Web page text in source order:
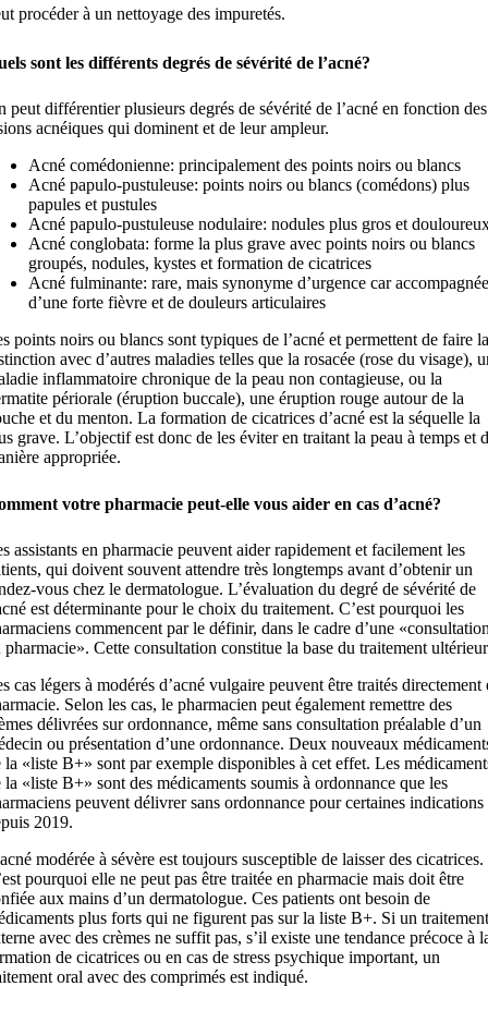
procéder à un nettoyage des impuretés.
sont les différents degrés de sévérité de l’acné?
peut différentier plusieurs degrés de sévérité de l’acné en fonction des
acnéiques qui dominent et de leur ampleur.
Acné comédonienne: principalement des points noirs ou blancs
Acné papulo-pustuleuse: points noirs ou blancs (comédons) plus
papules et pustules
Acné papulo-pustuleuse nodulaire: nodules plus gros et
Acné conglobata: forme la plus grave avec points noirs ou blancs
groupés, nodules, kystes et formation de cicatrices
Acné fulminante: rare, mais synonyme d’urgence car accompagnée
d’une forte fièvre et de douleurs articulaires
points noirs ou blancs sont typiques de l’acné et permettent de faire la
avec d’autres maladies telles que la rosacée (rose du visage),
inflammatoire chronique de la peau non contagieuse, ou la
périorale (éruption buccale), une éruption rouge autour de la
et du menton. La formation de cicatrices d’acné est la séquelle la
grave. L’objectif est donc de les éviter en traitant la peau à temps et
appropriée.
votre pharmacie peut-elle vous aider en cas d’acné?
assistants en pharmacie peuvent aider rapidement et facilement les
qui doivent souvent attendre très longtemps avant d’obtenir un
vous chez le dermatologue. L’évaluation du degré de sévérité de
est déterminante pour le choix du traitement. C’est pourquoi les
commencent par le définir, dans le cadre d’une
pharmacie». Cette consultation constitue la base du traitement
cas légers à modérés d’acné vulgaire peuvent être traités directement
Selon les cas, le pharmacien peut également remettre des
délivrées sur ordonnance, même sans consultation préalable d’un
ou présentation d’une ordonnance. Deux nouveaux
la «liste B+» sont par exemple disponibles à cet effet. Les
la «liste B+» sont des médicaments soumis à ordonnance que les
peuvent délivrer sans ordonnance pour certaines indications
2019.
modérée à sévère est toujours susceptible de laisser des cicatrices.
pourquoi elle ne peut pas être traitée en pharmacie mais doit être
aux mains d’un dermatologue. Ces patients ont besoin de
plus forts qui ne figurent pas sur la liste B+. Si un traitement
avec des crèmes ne suffit pas, s’il existe une tendance précoce à
de cicatrices ou en cas de stress psychique important, un
oral avec des comprimés est indiqué.